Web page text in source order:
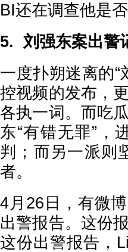
BI还在调查他是
5. 刘强东案出警
一度扑朔迷离的
控视频的发布，
各执一词。而吃
东“有错无罪”，
判；而另一派则
者。
4月26日，有微
出警报告。这份
这份出警报告，